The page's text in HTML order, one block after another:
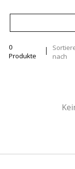
0
Produkte
nach